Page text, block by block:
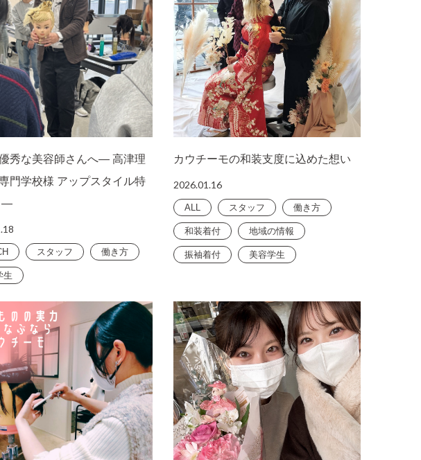
秀な美容師さんへ― 高津理
門学校様 アップスタイル特
―
スタッフ 働き方
生
カウチーモの和装支度に込めた想い
2026.01.16
ALL スタッフ 働き方
和装着付 地域の情報
振袖着付 美容学生